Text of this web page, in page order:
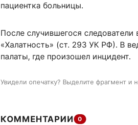
пациентка больницы.
После случившегося следователи
«Халатность» (ст. 293 УК РФ). В
палаты, где произошел инцидент.
Увидели опечатку? Выделите фрагмент и
КОММЕНТАРИИ 0